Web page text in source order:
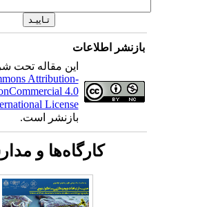
بازنشر اطلاعات
این مقاله تحت
Attribution-
4.0
License
بازنشر است.
کارگاه‌ها و